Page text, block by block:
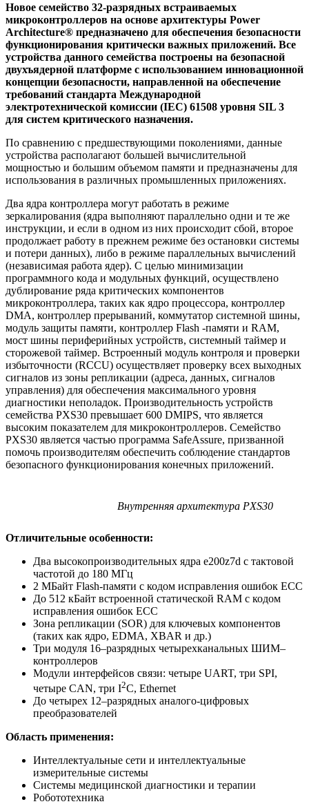
Новое семейство 32-разрядных встраиваемых
микроконтроллеров на основе архитектуры Power
Architecture® предназначено для обеспечения безопасности
функционирования критически важных приложений. Все
устройства данного семейства построены на безопасной
двухъядерной платформе с использованием инновационной
концепции безопасности, направленной на обеспечение
требований стандарта Международной
электротехнической комиссии (IEC) 61508 уровня SIL 3
для систем критического назначения.
По сравнению с предшествующими поколениями, данные
устройства располагают большей вычислительной
мощностью и большим объемом памяти и предназначены для
использования в различных промышленных приложениях.
Два ядра контроллера могут работать в режиме
зеркалирования (ядра выполняют параллельно одни и те же
инструкции, и если в одном из них происходит сбой, второе
продолжает работу в прежнем режиме без остановки системы
и потери данных), либо в режиме параллельных вычислений
(независимая работа ядер). С целью минимизации
программного кода и модульных функций, осуществлено
дублирование ряда критических компонентов
микроконтроллера, таких как ядро процессора, контроллер
DMA, контроллер прерываний, коммутатор системной шины,
модуль защиты памяти, контроллер Flash -памяти и RAM,
мост шины периферийных устройств, системный таймер и
сторожевой таймер. Встроенный модуль контроля и проверки
избыточности (RCCU) осуществляет проверку всех выходных
сигналов из зоны репликации (адреса, данных, сигналов
управления) для обеспечения максимального уровня
диагностики неполадок. Производительность устройств
семейства PXS30 превышает 600 DMIPS, что является
высоким показателем для микроконтроллеров. Семейство
PXS30 является частью программа SafeAssure, призванной
помочь производителям обеспечить соблюдение стандартов
безопасного функционирования конечных приложений.
Внутренняя архитектура PXS30
Отличительные особенности:
Два высокопроизводительных ядра e200z7d с тактовой
частотой до 180 МГц
2 МБайт Flash-памяти с кодом исправления ошибок ECC
До 512 кБайт встроенной статической RAM с кодом
исправления ошибок ECC
Зона репликации (SOR) для ключевых компонентов
(таких как ядро, EDMA, XBAR и др.)
Три модуля 16–разрядных четырехканальных ШИМ–
контроллеров
Модули интерфейсов связи: четыре UART, три SPI,
четыре CAN, три ​I​2C, Ethernet
До четырех 12–разрядных аналого-цифровых
преобразователей
Область применения:
Интеллектуальные сети и интеллектуальные
измерительные системы
Системы медицинской диагностики и терапии
Робототехника